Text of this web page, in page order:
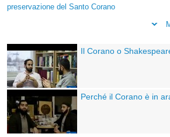
preservazione del Santo Corano
Il Corano o
Perché il Corano è in